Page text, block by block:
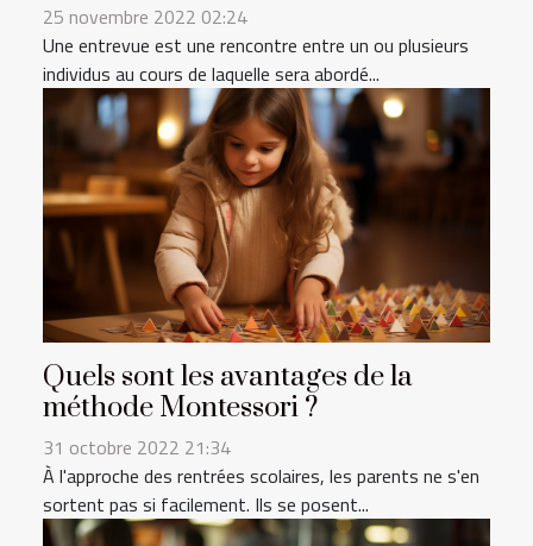
25 novembre 2022 02:24
Une entrevue est une rencontre entre un ou plusieurs
individus au cours de laquelle sera abordé...
Quels sont les avantages de la
méthode Montessori ?
31 octobre 2022 21:34
À l'approche des rentrées scolaires, les parents ne s'en
sortent pas si facilement. Ils se posent...